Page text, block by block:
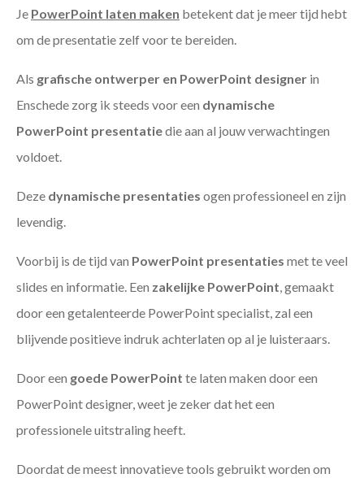
Je PowerPoint laten maken betekent dat je meer tijd hebt
om de presentatie zelf voor te bereiden.
Als grafische ontwerper en PowerPoint designer in
Enschede zorg ik steeds voor een dynamische
PowerPoint presentatiedie aan al jouw verwachtingen
voldoet.
Deze dynamische presentaties ogen professioneel en zijn
levendig.
Voorbij is de tijd van PowerPoint presentaties met te veel
slides en informatie. Een zakelijke PowerPoint, gemaakt
door een getalenteerde PowerPoint specialist, zal een
blijvende positieve indruk achterlaten op al je luisteraars.
Door een goede PowerPoint te laten maken door een
PowerPoint designer, weet je zeker dat het een
professionele uitstraling heeft.
Doordat de meest innovatieve tools gebruikt worden om